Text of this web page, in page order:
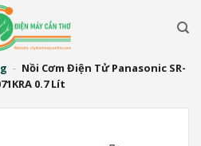
- Nồi Cơm Điện Tử Panasonic SR-
0.7 Lít